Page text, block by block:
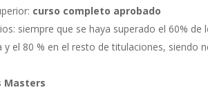
curso completo aprobado
siempre que se haya superado el 60%
y el 80 % en el resto de titulaciones, siendo
Masters